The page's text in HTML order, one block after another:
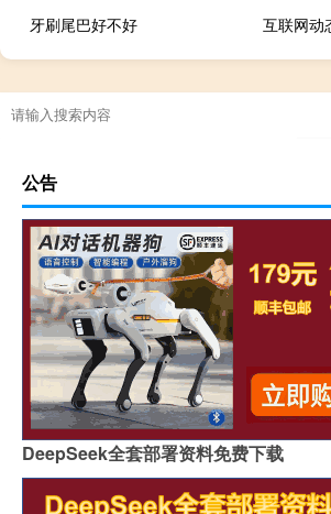
牙刷尾巴好不好
公告
DeepSeek全套部署资料免费下载